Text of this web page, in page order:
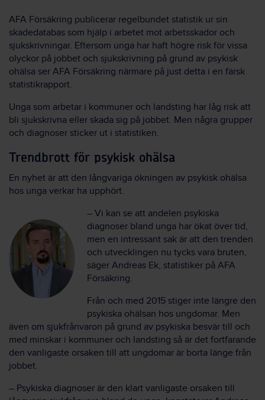
AFA Försäkring publicerar regelbundet statistik ur sin
skadedatabas som hjälp i arbetet mot arbetsskador och
sjukskrivningar. Eftersom unga har haft högre risk för vissa
olyckor på jobbet och sjukskrivning på grund av psykisk
ohälsa ser AFA Försäkring närmare på just detta i en färsk
statistikrapport.
Unga som arbetar i kommuner och landsting har låg risk att
bli sjukskrivna eller skada sig på jobbet. Men några grupper
och diagnoser sticker ut i statistiken.
Trendbrott för psykisk ohälsa
En nyhet är att den långvariga ökningen av psykisk ohälsa
hos unga verkar ha upphört.
– Vi kan se att andelen psykiska
diagnoser bland unga har ökat över tid,
men en intressant sak är att den trenden
och utvecklingen nu tycks vara bruten,
säger Andreas Ek, statistiker på AFA
Försäkring.
Från och med 2015 stiger inte längre den
psykiska ohälsan hos ungdomar. Men
även om sjukfrånvaron på grund av psykiska besvär till och
med minskar i kommuner och landsting så är det fortfarande
den vanligaste orsaken till att ungdomar är borta länge från
jobbet.
– Psykiska diagnoser är den klart vanligaste orsaken till